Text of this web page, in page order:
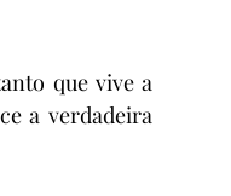
que vive a
a verdadeira